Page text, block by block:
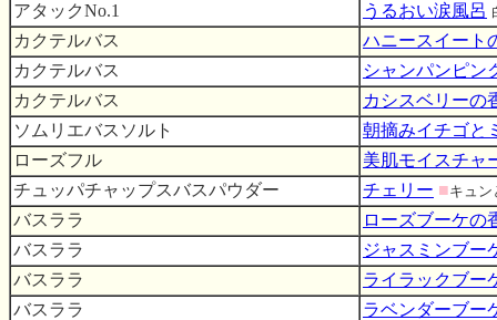
アタックNo.1 うるおい涙風呂
カクテルバス
ハニースイート
カクテルバス
シャンパンピン
カクテルバス
カシスベリーの
ソムリエバスソルト
朝摘みイチゴと
ローズフル
美肌モイスチャ
チュッパチャップスバスパウダー
チェリー ■キュン
バスララ
ローズブーケの
バスララ
ジャスミンブー
バスララ
ライラックブー
バスララ
ラベンダーブー